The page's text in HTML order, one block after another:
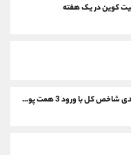
بورس 9 تیر 1405؛ رشد 68 هزار واحدی شاخص کل با ورود 3 همت پول حقیقی